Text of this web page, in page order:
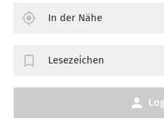
In der Nähe
Lesezeichen